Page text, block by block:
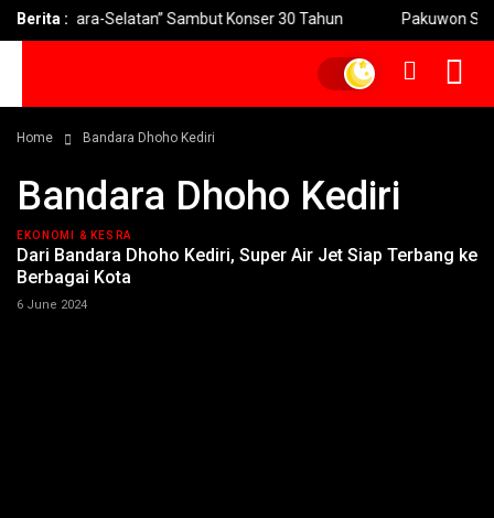
Berita :“Utara-Selatan” Sambut Konser 30 Tahun Pakuwon Siap
Home Bandara Dhoho Kediri
Bandara Dhoho Kediri
EKONOMI & KESRA
Dari Bandara Dhoho Kediri, Super Air Jet Siap Terbang ke
Berbagai Kota
6 June 2024